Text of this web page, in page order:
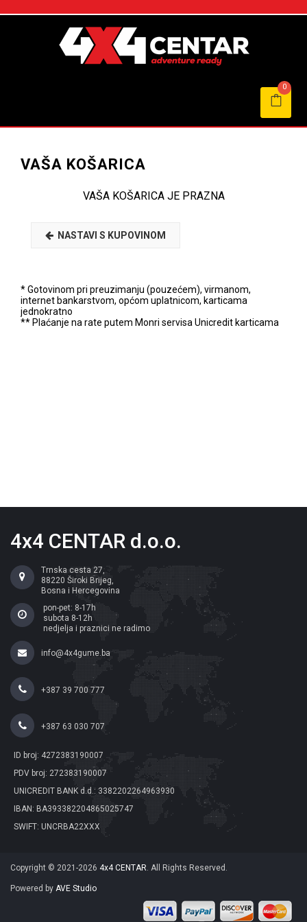
0
VAŠA KOŠARICA
VAŠA KOŠARICA JE PRAZNA
NASTAVI S KUPOVINOM
* Gotovinom pri preuzimanju (pouzećem), virmanom,
internet bankarstvom, općom uplatnicom, karticama
jednokratno
** Plaćanje na rate putem Monri servisa Unicredit karticama
4x4 CENTAR d.o.o.
Trnska cesta 27,
88220 Široki Brijeg,
Bosna i Hercegovina
pon-pet: 8-17h
subota 8-12h
nedjelja i praznici ne radimo
info@4x4gume.ba
+387 39 700 777
+387 63 030 707
ID broj: 4272383190007
PDV broj: 272383190007
UNICREDIT BANK d.d.: 3382202264963930
IBAN: BA393382204865025747
SWIFT: UNCRBA22XXX
Copyright © 2021-2026 4x4 CENTAR. All Rights Reserved.
Powered by AVE Studio